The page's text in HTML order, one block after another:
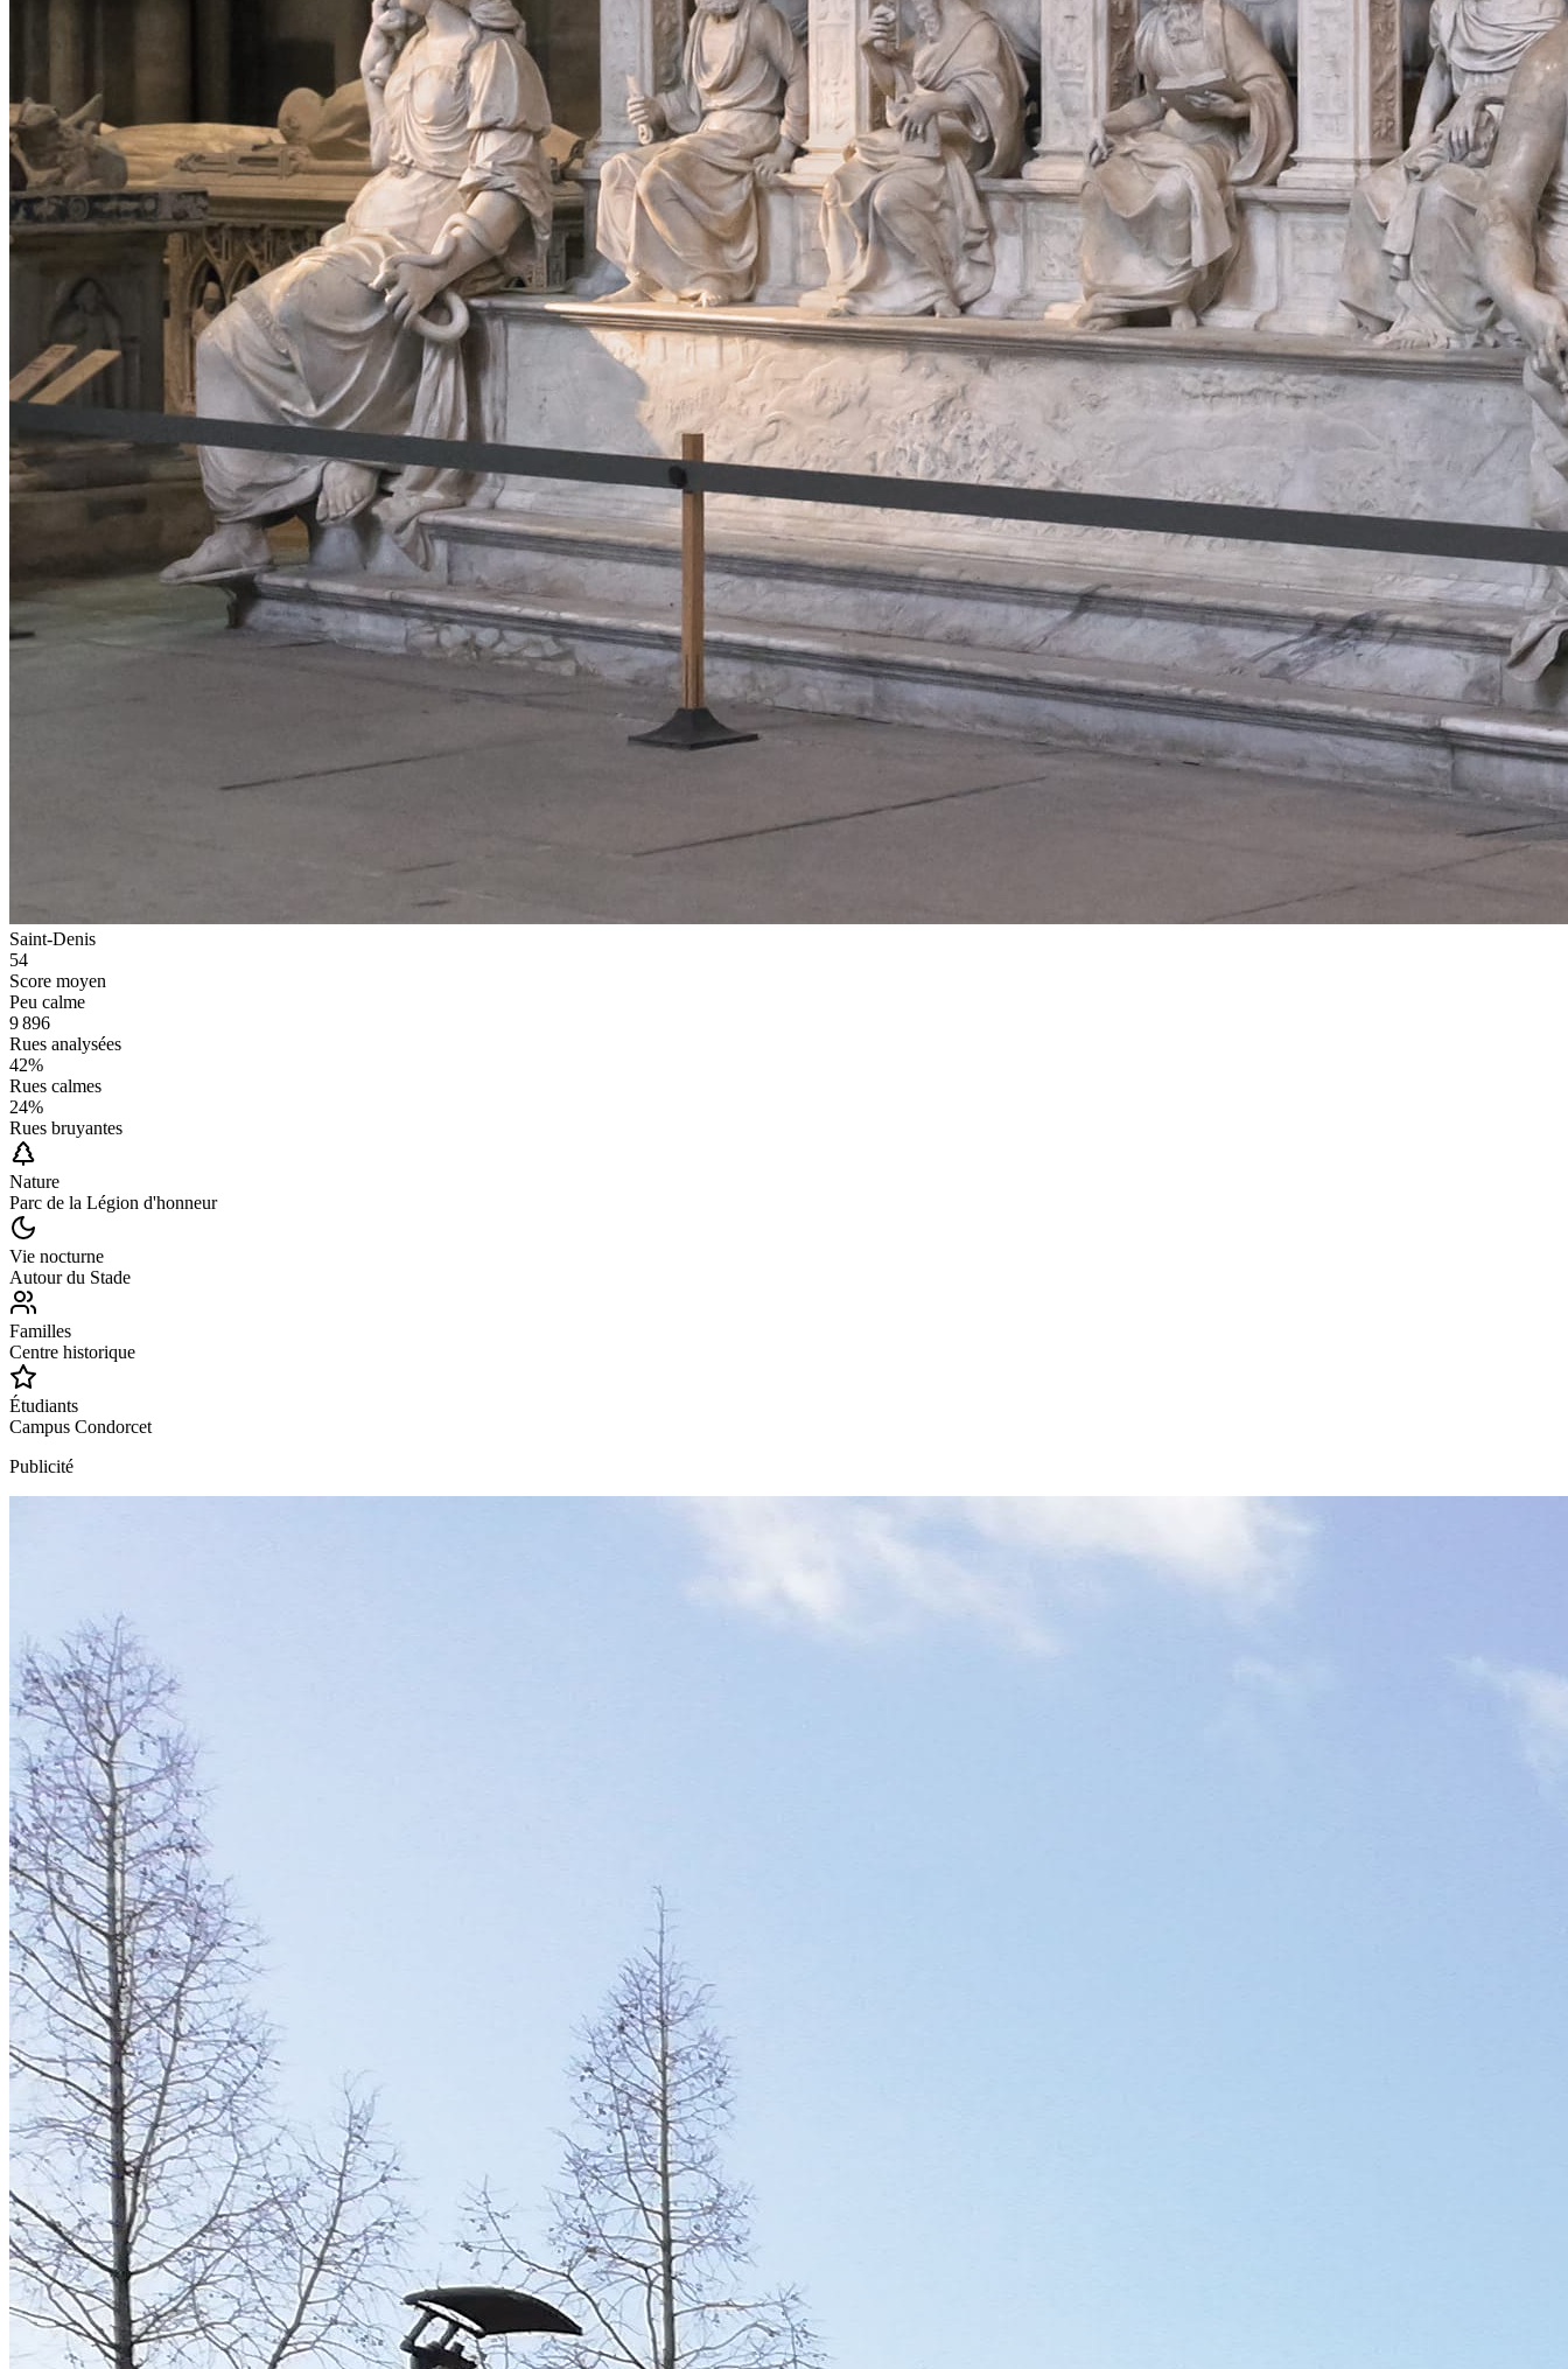
Saint-Denis
54
Score moyen
Peu calme
9 896
Rues analysées
42%
Rues calmes
24%
Rues bruyantes
Nature
Parc de la Légion d'honneur
Vie nocturne
Autour du Stade
Familles
Centre historique
Étudiants
Campus Condorcet
Publicité